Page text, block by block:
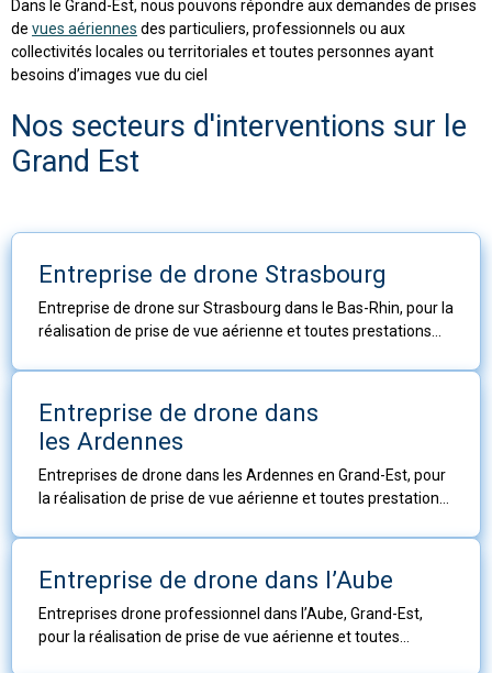
Dans le Grand-Est, nous pouvons répondre aux demandes de prises
de vues aériennes des particuliers, professionnels ou aux
collectivités locales ou territoriales et toutes personnes ayant
besoins d’images vue du ciel
Nos secteurs d'interventions sur le
Grand Est
Entreprise de drone Strasbourg
Entreprise de drone sur Strasbourg dans le Bas-Rhin, pour la
réalisation de prise de vue aérienne et toutes prestations
Entreprise de drone dans
les Ardennes
Entreprises de drone dans les Ardennes en Grand-Est, pour
la réalisation de prise de vue aérienne et toutes prestations
Entreprise de drone dans l’Aube
Entreprises drone professionnel dans l’Aube, Grand-Est,
pour la réalisation de prise de vue aérienne et toutes